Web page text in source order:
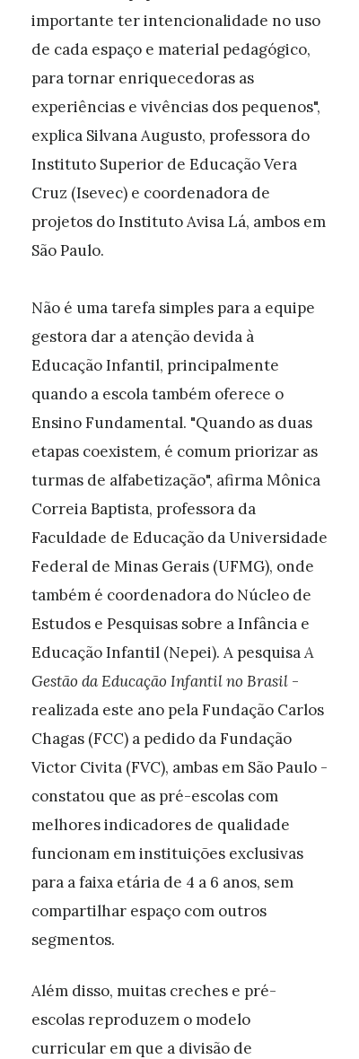
importante ter intencionalidade no uso
de cada espaço e material pedagógico,
para tornar enriquecedoras as
experiências e vivências dos pequenos",
explica Silvana Augusto, professora do
Instituto Superior de Educação Vera
Cruz (Isevec) e coordenadora de
projetos do Instituto Avisa Lá, ambos em
São Paulo.
Não é uma tarefa simples para a equipe
gestora dar a atenção devida à
Educação Infantil, principalmente
quando a escola também oferece o
Ensino Fundamental. "Quando as duas
etapas coexistem, é comum priorizar as
turmas de alfabetização", afirma Mônica
Correia Baptista, professora da
Faculdade de Educação da Universidade
Federal de Minas Gerais (UFMG), onde
também é coordenadora do Núcleo de
Estudos e Pesquisas sobre a Infância e
Educação Infantil (Nepei). A pesquisaA
Gestão da Educação Infantil no Brasil -
realizada este ano pela Fundação Carlos
Chagas (FCC) a pedido da Fundação
Victor Civita (FVC), ambas em São Paulo -
constatou que as pré-escolas com
melhores indicadores de qualidade
funcionam em instituições exclusivas
para a faixa etária de 4 a 6 anos, sem
compartilhar espaço com outros
segmentos.
Além disso, muitas creches e pré-
escolas reproduzem o modelo
curricular em que a divisão de